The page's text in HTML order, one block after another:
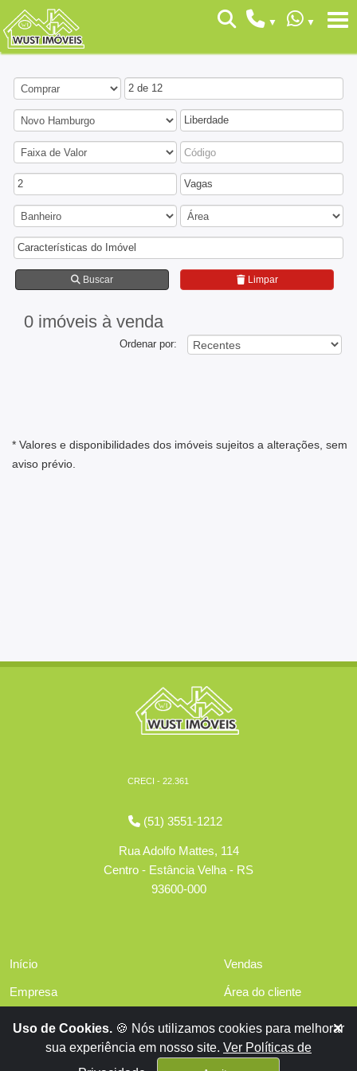
2 de 12
Liberdade
2 Vagas
Características do Imóvel
Buscar Limpar
0 imóveis à venda
Ordenar por:
* Valores e disponibilidades dos imóveis sujeitos a alterações, sem
aviso prévio.
CRECI - 22.361
(51) 3551-1212
Rua Adolfo Mattes, 114
Centro - Estância Velha - RS
93600-000
Início
Empresa
Financiamentos
Vendas
Área do cliente
Contato
Uso de Cookies. 🍪 Nós utilizamos cookies para melhorar
sua experiência em nosso site. Ver Políticas de